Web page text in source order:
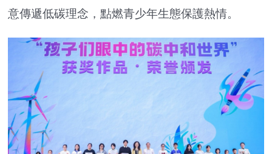
意傳遞低碳理念，點燃青少年生態保護熱情。